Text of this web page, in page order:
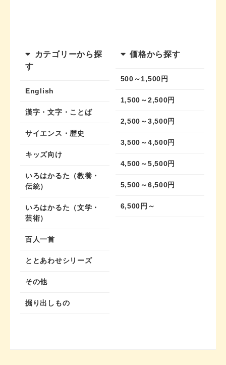
カテゴリーから探
す
English
漢字・文字・ことば
サイエンス・歴史
キッズ向け
いろはかるた（教養・
伝統）
いろはかるた（文学・
芸術）
百人一首
ととあわせシリーズ
その他
掘り出しもの
価格から探す
500～1,500円
1,500～2,500円
2,500～3,500円
3,500～4,500円
4,500～5,500円
5,500～6,500円
6,500円～